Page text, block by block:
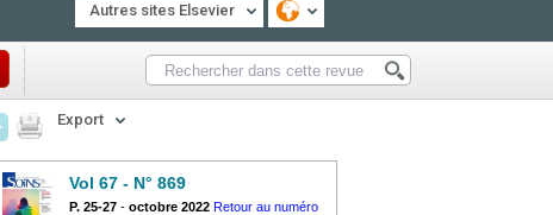
Autres sites Elsevier
Export
Vol 67 - N° 869
P. 25-27 - octobre 2022 Retour au numéro